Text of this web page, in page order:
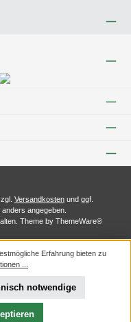
Versandkosten und ggf.
angegeben.
Theme by ThemeWare®
Erfahrung bieten zu
...
notwendige